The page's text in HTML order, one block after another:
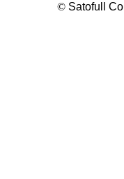
© Satofull